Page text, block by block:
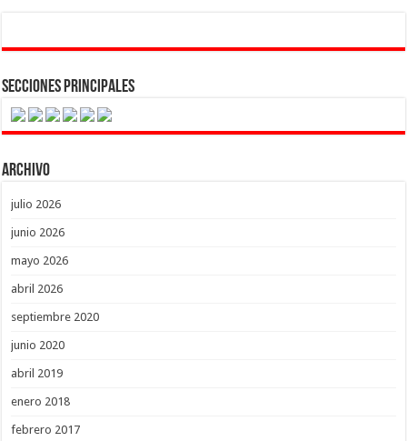
Secciones Principales
Archivo
julio 2026
junio 2026
mayo 2026
abril 2026
septiembre 2020
junio 2020
abril 2019
enero 2018
febrero 2017